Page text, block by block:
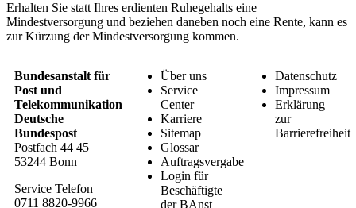
Erhalten Sie statt Ihres erdienten Ruhegehalts eine
Mindestversorgung und beziehen daneben noch eine Rente, kann es
zur Kürzung der Mindestversorgung kommen.
Bundesanstalt für
Post und
Telekommunikation
Deutsche
Bundespost
Postfach 44 45
53244 Bonn
Service Telefon
0711 8820-9966
Über uns
Service
Center
Karriere
Sitemap
Glossar
Auftragsvergabe
Login für
Beschäftigte
der BAnst
Datenschutz
Impressum
Erklärung
zur
Barrierefreiheit